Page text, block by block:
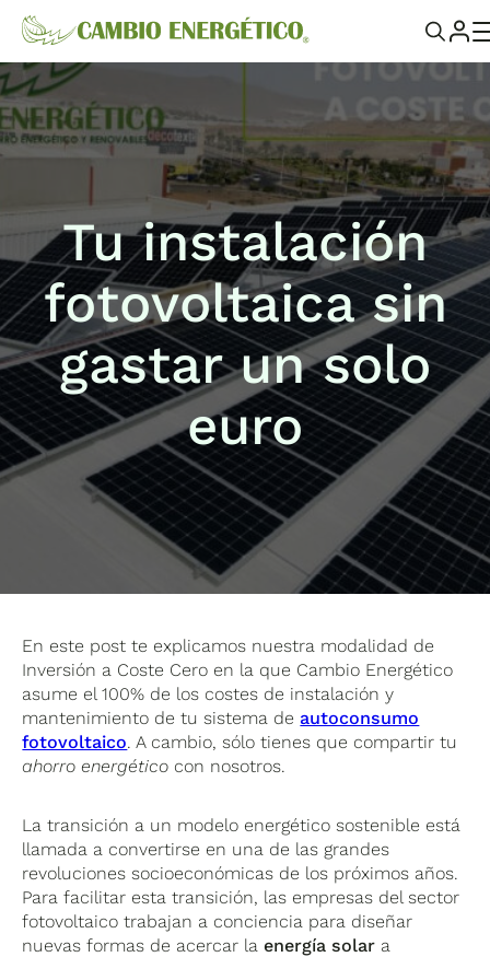
Tu instalación
fotovoltaica sin
gastar un solo
euro
En este post te explicamos nuestra modalidad de
Inversión a Coste Cero en la que Cambio Energético
asume el 100% de los costes de instalación y
mantenimiento de tu sistema de autoconsumo
fotovoltaico. A cambio, sólo tienes que compartir tu
ahorro energético con nosotros.
La transición a un modelo energético sostenible está
llamada a convertirse en una de las grandes
revoluciones socioeconómicas de los próximos años.
Para facilitar esta transición, las empresas del sector
fotovoltaico trabajan a conciencia para diseñar
nuevas formas de acercar laenergía solar a